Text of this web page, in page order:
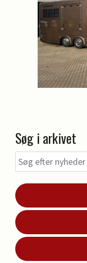
Søg i arkivet